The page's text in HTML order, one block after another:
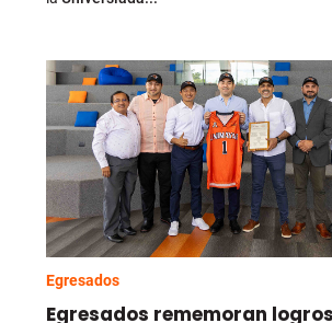
Egresados
Egresados rememoran